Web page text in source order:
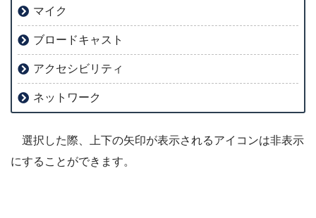
マイク
ブロードキャスト
アクセシビリティ
ネットワーク
選択した際、上下の矢印が表示されるアイコンは非表示
にすることができます。